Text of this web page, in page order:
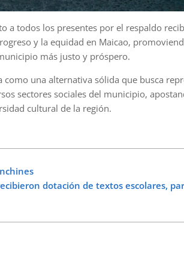
a todos los presentes por el respaldo
y la equidad en Maicao,
más justo y próspero.
una alternativa sólida que busca
sectores sociales del municipio,
cultural de la región.
dotación de textos escolares,